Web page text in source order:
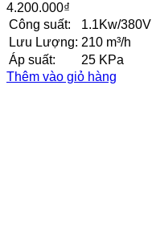
4.200.000₫
Công suất:
1.1Kw/380V
Lưu Lượng: 210 m³/h
Áp suất:
25 KPa
Thêm vào giỏ hàng